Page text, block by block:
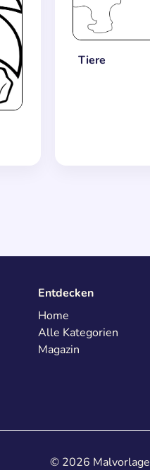
Tiere
Entdecken
Home
Alle Kategorien
Magazin
© 2026